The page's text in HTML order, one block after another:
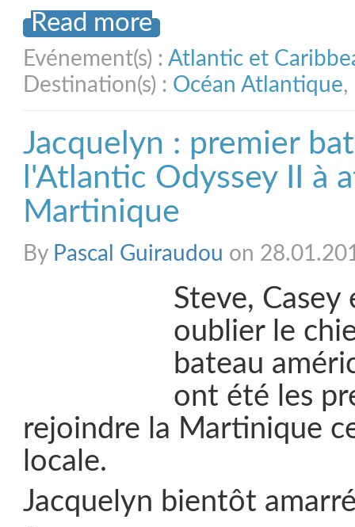
Read more
Evénement(s) : Atlantic et
Destination(s) : Océan Atlantique,
Jacquelyn : premier
l'Atlantic Odyssey II à
Martinique
By Pascal Guiraudou on
Steve, Casey
oublier le
bateau
ont été les
rejoindre la Martinique
locale.
Jacquelyn bientôt